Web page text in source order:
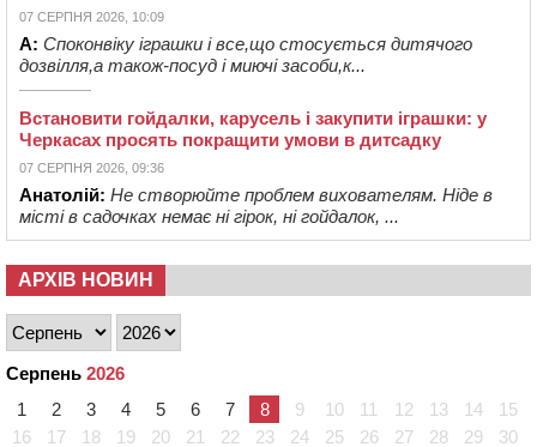
07 СЕРПНЯ 2026, 10:09
А: Споконвіку іграшки і все,що стосується дитячого
дозвілля,а також-посуд і миючі засоби,к...
Встановити гойдалки, карусель і закупити іграшки: у
Черкасах просять покращити умови в дитсадку
07 СЕРПНЯ 2026, 09:36
Анатолій: Не створюйте проблем вихователям. Ніде в
місті в садочках немає ні гірок, ні гойдалок, ...
АРХІВ НОВИН
Серпень 2026
1
2 3 4 5 6 7 8 9 10 11 12 13 14
15
16
17 18 19 20 21 22 23 24 25 26 27 28 29 30